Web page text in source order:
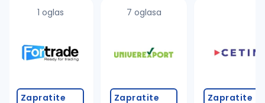
1 oglas
Zapratite
7 oglasa
Zapratite Zapratite